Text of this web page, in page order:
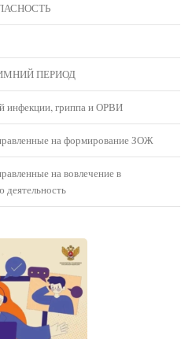
ПЕРИОД
инфекции, гриппа и ОРВИ
на формирование ЗОЖ
на вовлечение в
деятельность